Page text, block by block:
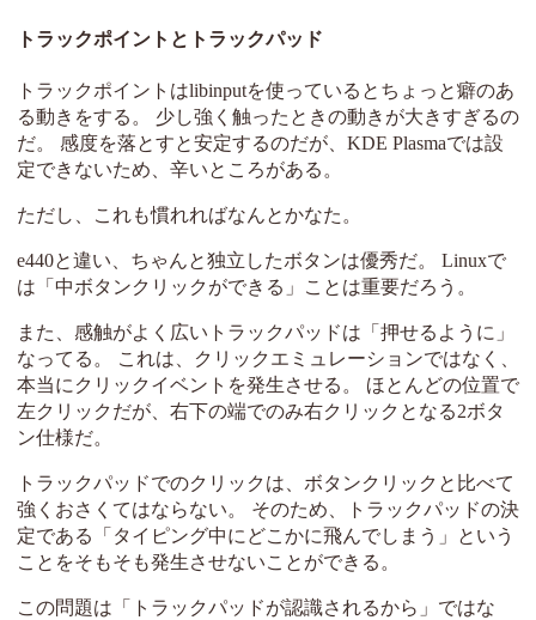
トラックポイントとトラックパッド
トラックポイントはlibinputを使っているとちょっと癖のあ
る動きをする。 少し強く触ったときの動きが大きすぎるの
だ。 感度を落とすと安定するのだが、KDE Plasmaでは設
定できないため、辛いところがある。
ただし、これも慣れればなんとかなた。
e440と違い、ちゃんと独立したボタンは優秀だ。 Linuxで
は「中ボタンクリックができる」ことは重要だろう。
また、感触がよく広いトラックパッドは「押せるように」
なってる。 これは、クリックエミュレーションではなく、
本当にクリックイベントを発生させる。 ほとんどの位置で
左クリックだが、右下の端でのみ右クリックとなる2ボタ
ン仕様だ。
トラックパッドでのクリックは、ボタンクリックと比べて
強くおさくてはならない。 そのため、トラックパッドの決
定である「タイピング中にどこかに飛んでしまう」という
ことをそもそも発生させないことができる。
この問題は「トラックパッドが認識されるから」ではな